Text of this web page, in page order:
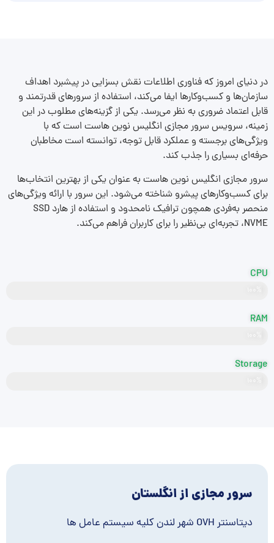
در دنیای امروز که فناوری اطلاعات نقش بسزایی در پیشبرد اهداف
سازمان‌ها و کسب‌وکارها ایفا می‌کند، استفاده از سرورهای قدرتمند و
قابل اعتماد ضروری به نظر می‌رسد. یکی از گزینه‌های مطلوب در این
زمینه، سرویس سرور مجازی انگلیس نوین هاست است که با
ویژگی‌های برجسته و عملکرد قابل توجه، توانسته است مخاطبان
حرفه‌ای بسیاری را جذب کند.
سرور مجازی انگلیس نوین هاست به عنوان یکی از بهترین انتخاب‌ها
برای کسب‌وکارهای پیشرو شناخته می‌شود. این سرور با ارائه ویژگی‌های
منحصر به‌فردی همچون ترافیک نامحدود و استفاده از هارد SSD
NVME، تجربه‌ای بی‌نظیر را برای کاربران فراهم می‌کند.
CPU
RAM
Storage
سرور مجازی از انگلستان
دیتاسنتر OVH شهر لندن کلیه سیستم عامل ها